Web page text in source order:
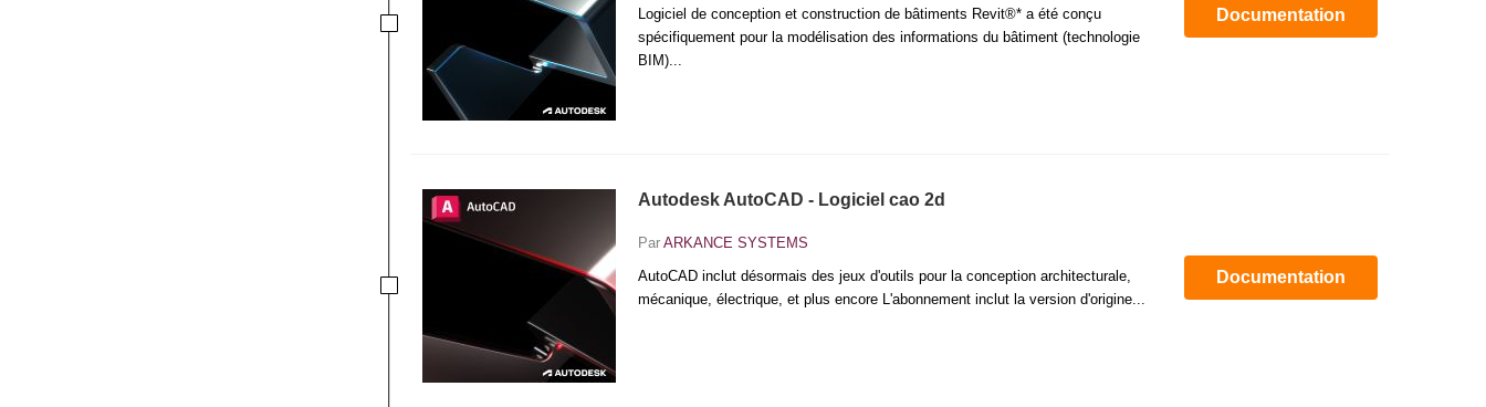
Documentation
Logiciel de conception et construction de bâtiments Revit®* a été conçu
spécifiquement pour la modélisation des informations du bâtiment (technologie
BIM)...
Documentation
Autodesk AutoCAD - Logiciel cao 2d
Par ARKANCE SYSTEMS
AutoCAD inclut désormais des jeux d'outils pour la conception architecturale,
mécanique, électrique, et plus encore L'abonnement inclut la version d'origine...